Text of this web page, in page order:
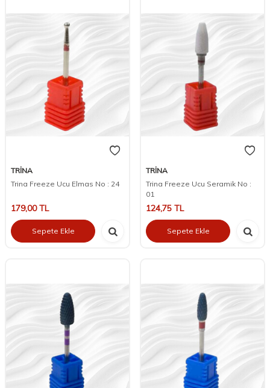
TRİNA
Trina Freeze Ucu Elmas No : 24
179,00TL
Sepete Ekle
TRİNA
Trina Freeze Ucu Seramik No :
01
124,75 TL
Sepete Ekle